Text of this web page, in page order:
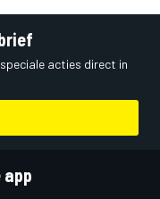
acties direct in
app